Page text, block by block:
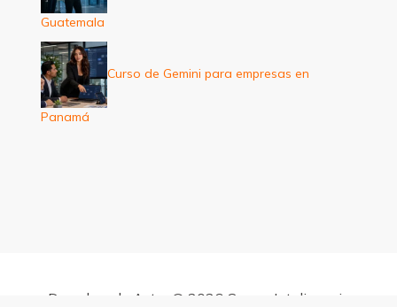
Guatemala
Curso de Gemini para empresas en
Panamá
Derechos de Autor © 2026 Cursos Inteligencia